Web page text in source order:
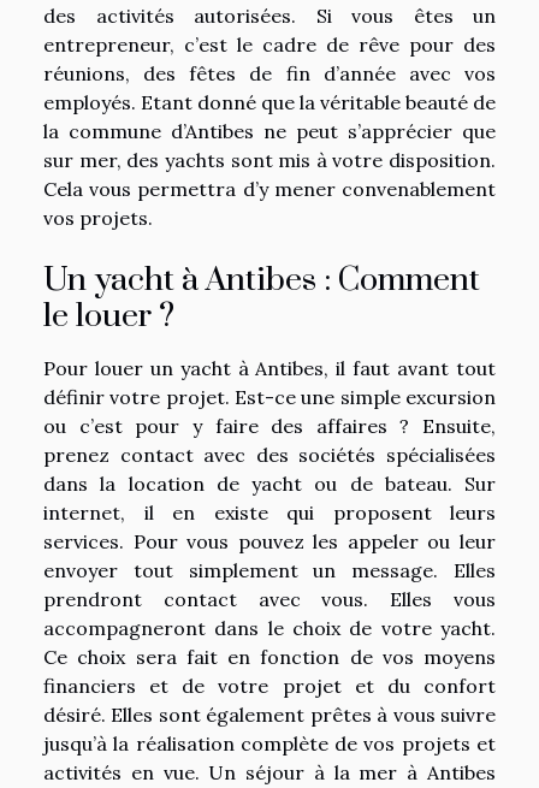
des activités autorisées. Si vous êtes un
entrepreneur, c’est le cadre de rêve pour des
réunions, des fêtes de fin d’année avec vos
employés. Etant donné que la véritable beauté de
la commune d’Antibes ne peut s’apprécier que
sur mer, des yachts sont mis à votre disposition.
Cela vous permettra d’y mener convenablement
vos projets.
Un yacht à Antibes : Comment
le louer ?
Pour louer un yacht à Antibes, il faut avant tout
définir votre projet. Est-ce une simple excursion
ou c’est pour y faire des affaires ? Ensuite,
prenez contact avec des sociétés spécialisées
dans la location de yacht ou de bateau. Sur
internet, il en existe qui proposent leurs
services. Pour vous pouvez les appeler ou leur
envoyer tout simplement un message. Elles
prendront contact avec vous. Elles vous
accompagneront dans le choix de votre yacht.
Ce choix sera fait en fonction de vos moyens
financiers et de votre projet et du confort
désiré. Elles sont également prêtes à vous suivre
jusqu’à la réalisation complète de vos projets et
activités en vue. Un séjour à la mer à Antibes